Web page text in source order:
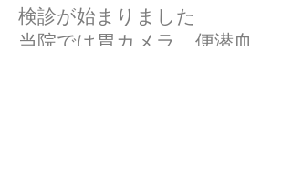
検診が始まりました
当院では胃カメラ、便潜血、